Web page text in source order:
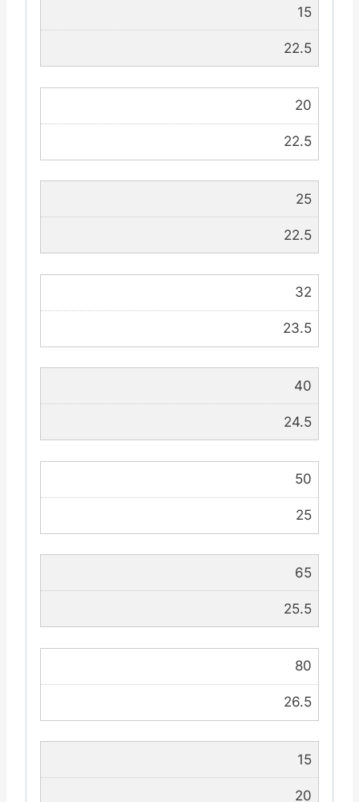
15
22.5
20
22.5
25
22.5
32
23.5
40
24.5
50
25
65
25.5
80
26.5
15
20